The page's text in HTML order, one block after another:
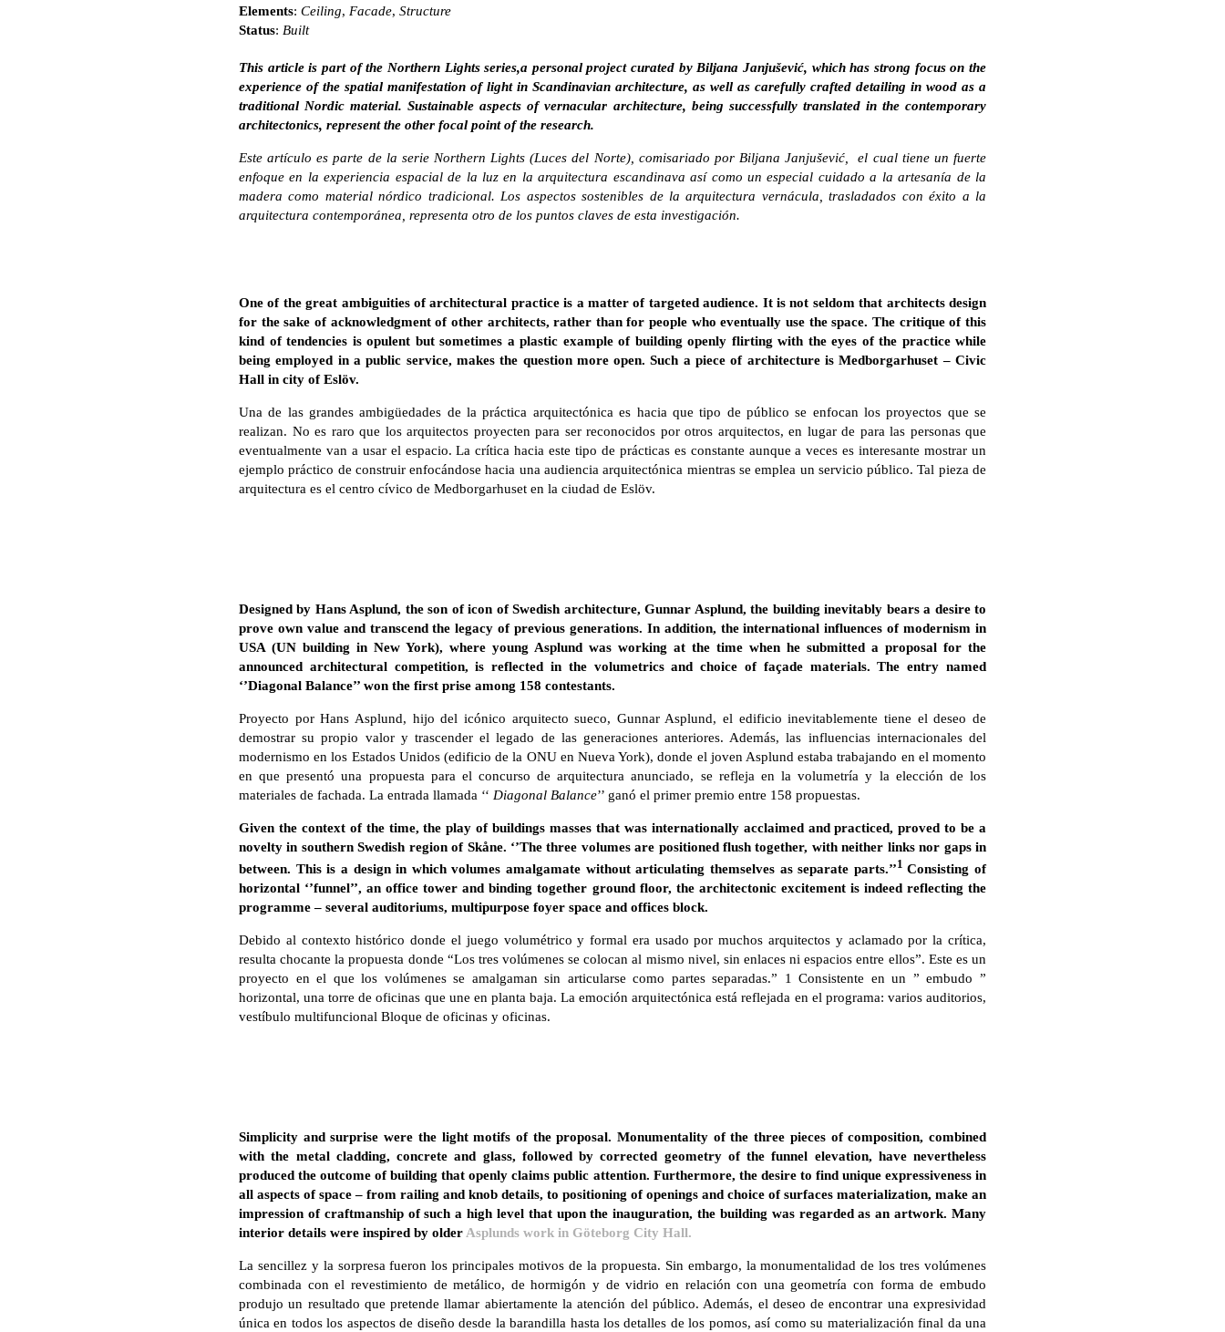
Elements: Ceiling, Facade, Structure
Status: Built
This article is part of the Northern Lights series,a personal project curated by Biljana Janjušević, which has strong focus on the
experience of the spatial manifestation of light in Scandinavian architecture, as well as carefully crafted detailing in wood as a
traditional Nordic material. Sustainable aspects of vernacular architecture, being successfully translated in the contemporary
architectonics, represent the other focal point of the research.
Este artículo es parte de la serie Northern Lights (Luces del Norte), comisariado por Biljana Janjušević, el cual tiene un fuerte
enfoque en la experiencia espacial de la luz en la arquitectura escandinava así como un especial cuidado a la artesanía de la
madera como material nórdico tradicional. Los aspectos sostenibles de la arquitectura vernácula, trasladados con éxito a la
arquitectura contemporánea, representa otro de los puntos claves de esta investigación.
One of the great ambiguities of architectural practice is a matter of targeted audience. It is not seldom that architects design
for the sake of acknowledgment of other architects, rather than for people who eventually use the space. The critique of this
kind of tendencies is opulent but sometimes a plastic example of building openly flirting with the eyes of the practice while
being employed in a public service, makes the question more open. Such a piece of architecture is Medborgarhuset – Civic
Hall in city of Eslöv.
Una de las grandes ambigüedades de la práctica arquitectónica es hacia que tipo de público se enfocan los proyectos que se
realizan. No es raro que los arquitectos proyecten para ser reconocidos por otros arquitectos, en lugar de para las personas que
eventualmente van a usar el espacio. La crítica hacia este tipo de prácticas es constante aunque a veces es interesante mostrar un
ejemplo práctico de construir enfocándose hacia una audiencia arquitectónica mientras se emplea un servicio público. Tal pieza de
arquitectura es el centro cívico de Medborgarhuset en la ciudad de Eslöv.
Designed by Hans Asplund, the son of icon of Swedish architecture, Gunnar Asplund, the building inevitably bears a desire to
prove own value and transcend the legacy of previous generations. In addition, the international influences of modernism in
USA (UN building in New York), where young Asplund was working at the time when he submitted a proposal for the
announced architectural competition, is reflected in the volumetrics and choice of façade materials. The entry named
‘’Diagonal Balance’’ won the first prise among 158 contestants.
Proyecto por Hans Asplund, hijo del icónico arquitecto sueco, Gunnar Asplund, el edificio inevitablemente tiene el deseo de
demostrar su propio valor y trascender el legado de las generaciones anteriores. Además, las influencias internacionales del
modernismo en los Estados Unidos (edificio de la ONU en Nueva York), donde el joven Asplund estaba trabajando en el momento
en que presentó una propuesta para el concurso de arquitectura anunciado, se refleja en la volumetría y la elección de los
materiales de fachada. La entrada llamada ‘‘ Diagonal Balance’’ ganó el primer premio entre 158 propuestas.
Given the context of the time, the play of buildings masses that was internationally acclaimed and practiced, proved to be a
novelty in southern Swedish region of Skåne. ‘’The three volumes are positioned flush together, with neither links nor gaps in
between. This is a design in which volumes amalgamate without articulating themselves as separate parts.’’1 Consisting of
horizontal ‘’funnel’’, an office tower and binding together ground floor, the architectonic excitement is indeed reflecting the
programme – several auditoriums, multipurpose foyer space and offices block.
Debido al contexto histórico donde el juego volumétrico y formal era usado por muchos arquitectos y aclamado por la crítica,
resulta chocante la propuesta donde “Los tres volúmenes se colocan al mismo nivel, sin enlaces ni espacios entre ellos”. Este es un
proyecto en el que los volúmenes se amalgaman sin articularse como partes separadas.” 1 Consistente en un ” embudo ”
horizontal, una torre de oficinas que une en planta baja. La emoción arquitectónica está reflejada en el programa: varios auditorios,
vestíbulo multifuncional Bloque de oficinas y oficinas.
Simplicity and surprise were the light motifs of the proposal. Monumentality of the three pieces of composition, combined
with the metal cladding, concrete and glass, followed by corrected geometry of the funnel elevation, have nevertheless
produced the outcome of building that openly claims public attention. Furthermore, the desire to find unique expressiveness in
all aspects of space – from railing and knob details, to positioning of openings and choice of surfaces materialization, make an
impression of craftmanship of such a high level that upon the inauguration, the building was regarded as an artwork. Many
interior details were inspired by older Asplunds work in Göteborg City Hall.
La sencillez y la sorpresa fueron los principales motivos de la propuesta. Sin embargo, la monumentalidad de los tres volúmenes
combinada con el revestimiento de metálico, de hormigón y de vidrio en relación con una geometría con forma de embudo
produjo un resultado que pretende llamar abiertamente la atención del público. Además, el deseo de encontrar una expresividad
única en todos los aspectos de diseño desde la barandilla hasta los detalles de los pomos, así como su materialización final da una